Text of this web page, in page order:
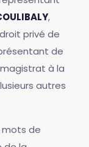
,
privé de
de
à la
autres
mots de